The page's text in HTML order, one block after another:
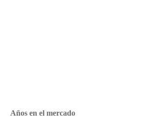
Años en el mercado